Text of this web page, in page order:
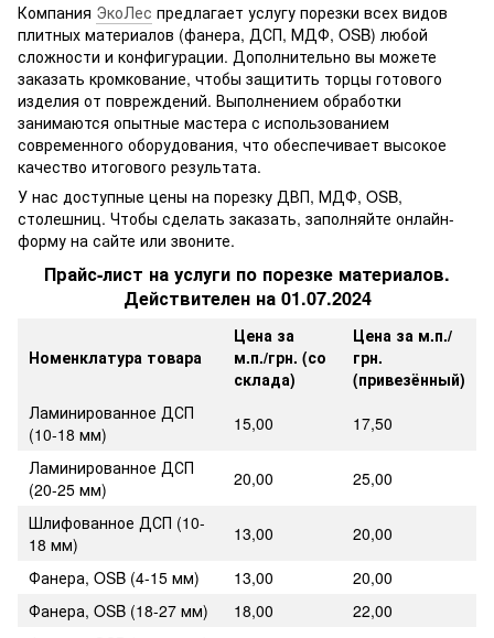
Компания ЭкоЛес предлагает услугу порезки всех видов
плитных материалов (фанера, ДСП, МДФ, OSB) любой
сложности и конфигурации. Дополнительно вы можете
заказать кромкование, чтобы защитить торцы готового
изделия от повреждений. Выполнением обработки
занимаются опытные мастера с использованием
современного оборудования, что обеспечивает высокое
качество итогового результата.
У нас доступные цены на порезку ДВП, МДФ, OSB,
столешниц. Чтобы сделать заказать, заполняйте онлайн-
форму на сайте или звоните.
Прайс-лист на услуги по порезке материалов.
Действителен на 01.07.2024
Номенклатура товара
Цена за
м.п./грн. (со
склада)
Цена за м.п./
грн.
(привезённый)
Ламинированное ДСП
(10-18 мм)
15,00
17,50
Ламинированное ДСП
(20-25 мм)
20,00
25,00
Шлифованное ДСП (10-
18 мм)
13,00
20,00
Фанера, OSB (4-15 мм)
13,00
20,00
Фанера, OSB (18-27 мм)
18,00
22,00